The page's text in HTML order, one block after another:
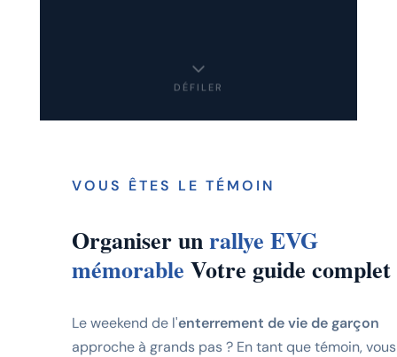
DÉFILER
VOUS ÊTES LE TÉMOIN
Organiser unrallye EVG
mémorable Votre guide complet
Le weekend de l'enterrement de vie de garçon
approche à grands pas ? En tant que témoin, vous